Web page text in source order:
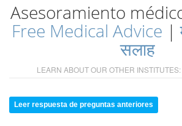
Asesoramiento
Free Medical Advice |
सलाह
LEARN ABOUT OUR OTHER INSTITUTES:
Leer respuesta de preguntas anteriores